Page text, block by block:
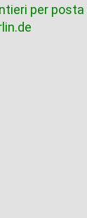
per posta